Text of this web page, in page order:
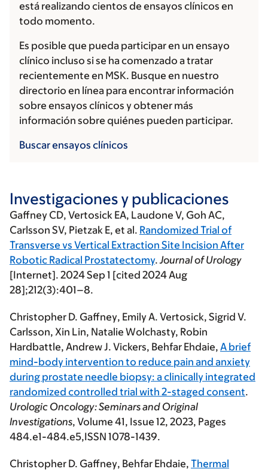
está realizando cientos de ensayos clínicos en
todo momento.
Es posible que pueda participar en un ensayo
clínico incluso si se ha comenzado a tratar
recientemente en MSK. Busque en nuestro
directorio en línea para encontrar información
sobre ensayos clínicos y obtener más
información sobre quiénes pueden participar.
Buscar ensayos clínicos
Investigaciones y publicaciones
Gaffney CD, Vertosick EA, Laudone V, Goh AC,
Carlsson SV, Pietzak E, et al. Randomized Trial of
Transverse vs Vertical Extraction Site Incision After
Robotic Radical Prostatectomy.Journal of Urology
[Internet]. 2024 Sep 1 [cited 2024 Aug
28];212(3):401–8.
Christopher D. Gaffney, Emily A. Vertosick, Sigrid V.
Carlsson, Xin Lin, Natalie Wolchasty, Robin
Hardbattle, Andrew J. Vickers, Behfar Ehdaie, A brief
mind-body intervention to reduce pain and anxiety
during prostate needle biopsy: a clinically integrated
randomized controlled trial with 2-staged consent.
Urologic Oncology: Seminars and Original
Investigations, Volume 41, Issue 12, 2023, Pages
484.e1-484.e5,ISSN 1078-1439.
Christopher D. Gaffney, Behfar Ehdaie, Thermal